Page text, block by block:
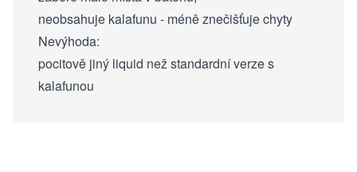
neobsahuje kalafunu - méně znečišťuje chyty
Nevýhoda:
pocitově jiný liquid než standardní verze s
kalafunou